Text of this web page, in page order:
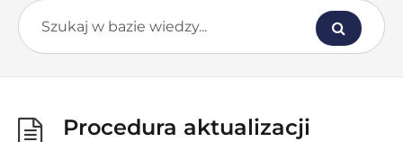
Procedura aktualizacji